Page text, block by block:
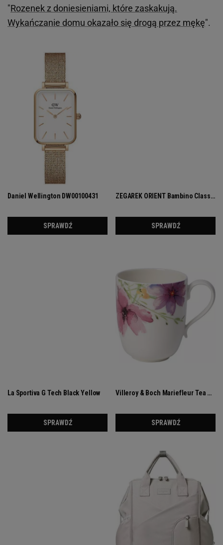
"Rozenek z doniesieniami, które zaskakują.
Wykańczanie domu okazało się drogą przez mękę".